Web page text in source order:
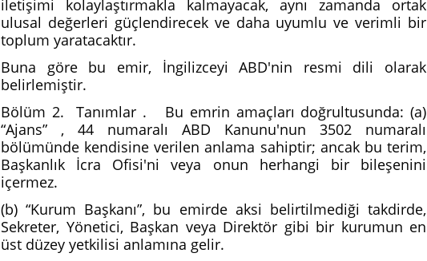
iletişimi kolaylaştırmakla kalmayacak, aynı zamanda ortak
ulusal değerleri güçlendirecek ve daha uyumlu ve verimli bir
toplum yaratacaktır.
Buna göre bu emir, İngilizceyi ABD'nin resmi dili olarak
belirlemiştir.
Bölüm 2. Tanımlar . Bu emrin amaçları doğrultusunda: (a)
“Ajans” , 44 numaralı ABD Kanunu'nun 3502 numaralı
bölümünde kendisine verilen anlama sahiptir; ancak bu terim,
Başkanlık İcra Ofisi'ni veya onun herhangi bir bileşenini
içermez.
(b) “Kurum Başkanı”, bu emirde aksi belirtilmediği takdirde,
Sekreter, Yönetici, Başkan veya Direktör gibi bir kurumun en
üst düzey yetkilisi anlamına gelir.